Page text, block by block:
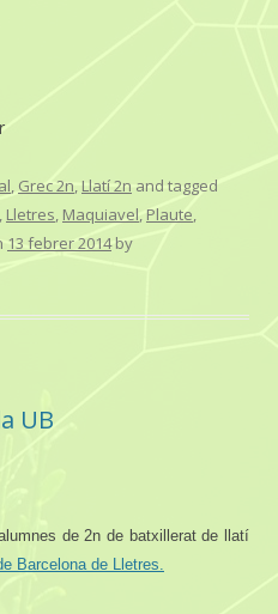
, Grec 2n, Llatí 2n and tagged
, Lletres, Maquiavel, Plaute,
13 febrer 2014by
UB
de 2n de batxillerat de llatí
Barcelona de Lletres.